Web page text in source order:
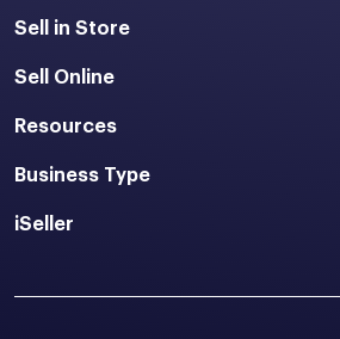
Sell in Store
Sell Online
Resources
Business Type
iSeller